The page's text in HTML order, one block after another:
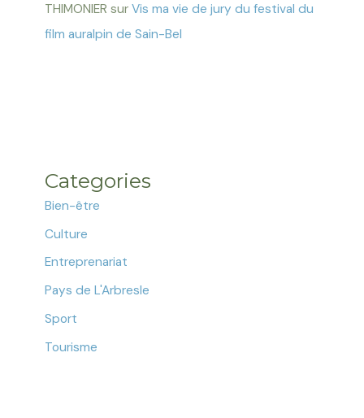
THIMONIER sur Vis ma vie de jury du festival du
film auralpin de Sain-Bel
Categories
Bien-être
Culture
Entreprenariat
Pays de L'Arbresle
Sport
Tourisme